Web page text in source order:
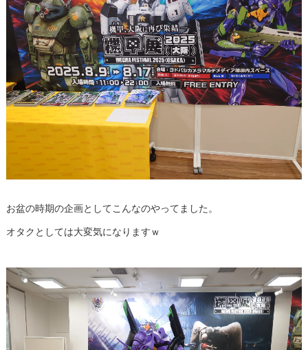
お盆の時期の企画としてこんなのやってました。
オタクとしては大変気になりますｗ